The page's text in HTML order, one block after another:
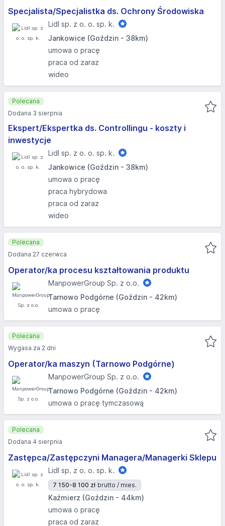
Specjalista/Specjalistka ds. Ochrony Środowiska
Lidl sp. z o. o. sp. k.
Jankowice (Goździn - 38km)
umowa o pracę
praca od zaraz
wideo
Ekspert/Ekspertka ds. Controllingu - koszty i
inwestycje
Lidl sp. z o. o. sp. k.
Jankowice (Goździn - 38km)
umowa o pracę
praca hybrydowa
praca od zaraz
wideo
Polecana
Dodana 3 sierpnia
Operator/ka procesu kształtowania produktu
ManpowerGroup Sp. z o.o.
Tarnowo Podgórne (Goździn - 42km)
umowa o pracę
Polecana
Dodana 27 czerwca
Operator/ka maszyn (Tarnowo Podgórne)
ManpowerGroup Sp. z o.o.
Tarnowo Podgórne (Goździn - 42km)
umowa o pracę tymczasową
Polecana
Wygasa za 2 dni
Zastępca/Zastępczyni Managera/Managerki Sklepu
Lidl sp. z o. o. sp. k.
7 150-8 100 zł brutto / mies.
Kaźmierz (Goździn - 44km)
umowa o pracę
praca od zaraz
Polecana
Dodana 4 sierpnia